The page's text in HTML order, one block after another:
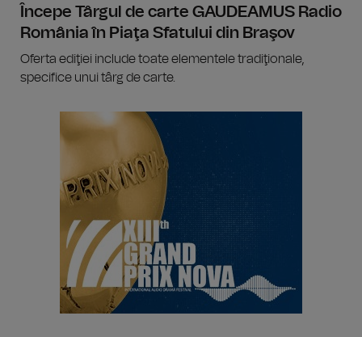
Începe Târgul de carte GAUDEAMUS Radio
România în Piaţa Sfatului din Braşov
Oferta ediţiei include toate elementele tradiţionale,
specifice unui târg de carte.